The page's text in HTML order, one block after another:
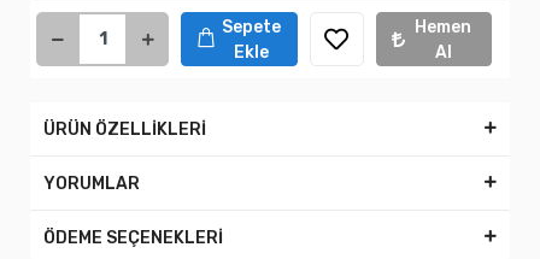
Sepete
Ekle
Hemen
Al
ÜRÜN ÖZELLİKLERİ
YORUMLAR
ÖDEME SEÇENEKLERİ